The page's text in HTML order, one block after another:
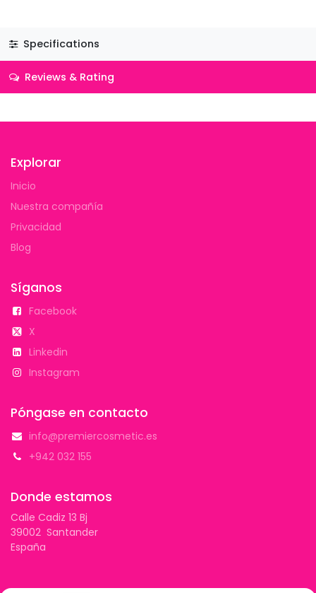
Specifications
Reviews & Rating
Explorar
Inicio
Nuestra compañía
Privacidad
Blog
Síganos
Facebook
X
Linkedin
Instagram
Póngase en contacto
info@premiercosmetic.es
+942 032 155
Donde estamos
Calle Cadiz 13 Bj
39002 Santander
España